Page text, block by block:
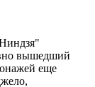
вышедший
еще